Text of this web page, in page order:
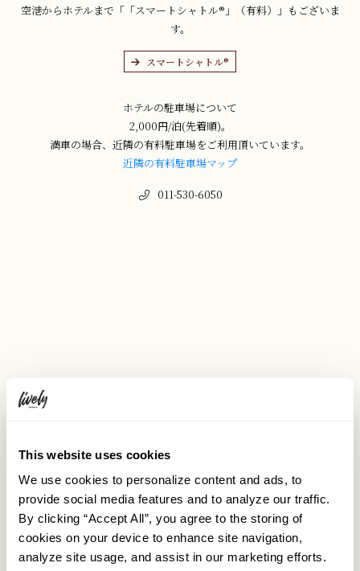
This website uses cookies
We use cookies to personalize content and ads, to
provide social media features and to analyze our traffic.
By clicking “Accept All”, you agree to the storing of
cookies on your device to enhance site navigation,
analyze site usage, and assist in our marketing efforts.
空港からホテルまで「「スマートシャトル®」（有料）」もございま
す。
スマートシャトル®
ホテルの駐車場について
2,000円/泊(先着順)。
満車の場合、近隣の有料駐車場をご利用頂いています。
近隣の有料駐車場マップ
011-530-6050